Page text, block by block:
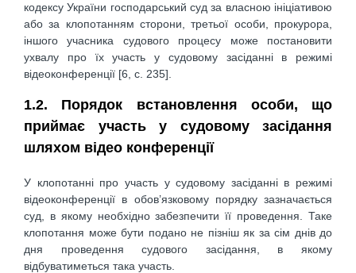
кодексу України господарський суд за власною ініціативою
або за клопотанням сторони, третьої особи, прокурора,
іншого учасника судового процесу може постановити
ухвалу про їх участь у судовому засіданні в режимі
відеоконференції [6, c. 235].
1.2. Порядок встановлення особи, що
приймає участь у судовому засідання
шляхом відео конференції
У клопотанні про участь у судовому засіданні в режимі
відеоконференції в обов’язковому порядку зазначається
суд, в якому необхідно забезпечити її проведення. Таке
клопотання може бути подано не пізніш як за сім днів до
дня проведення судового засідання, в якому
відбуватиметься така участь.